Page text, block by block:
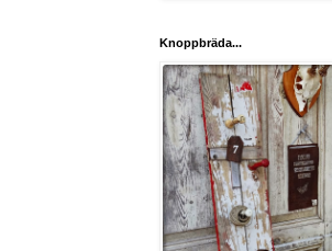
Knoppbräda...